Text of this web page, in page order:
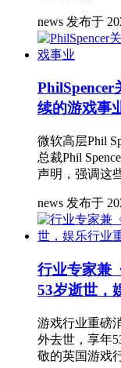
news 发布于
PhilSpencer
续的游戏事
微软高层Phil
总裁Phil
声明，强调这
news 发布于
行业专家兼
53岁逝世，
游戏行业重磅
外去世，享年
敬的英国游戏